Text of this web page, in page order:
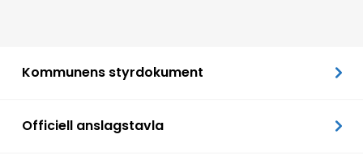
Kommunens styrdokument
Officiell anslagstavla